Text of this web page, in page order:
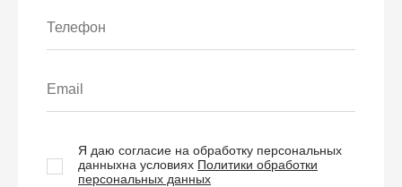
Я даю согласие на обработку персональных
данныхна условиях Политики обработки
персональных данных